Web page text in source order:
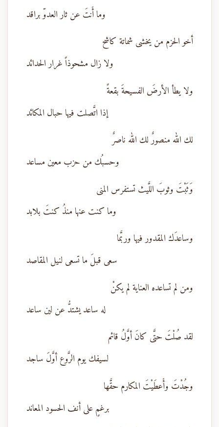
وما أَنتَ عن ثار العدوّ براقد
أخو الحزم من يخشى شماتة كاشح
ولا زال مشحوذاً غرار الحدائد
ولا يطأ الأرضَ الفسيحةَ بقعةً
إذا اتَّصلت فيها حبال المكائد
لك الله منصورٌ لك الله ناصرٌ
وحسبُك من حزب معين مساعد
وَثَبْتَ وثوبَ اللَّيث تستفرس المنى
وما كنت عنها منذُ كنتَ بلابد
وساعدَك المقدور فيها وربَّما
سعى قبلَ ما تسعى لنيل المقاصد
ومن لم تساعده العناية لم يكنْ
له ساعد يشتدُّ عن لين ساعد
لقد صُلْتَ حتَّى كانَ أوَّلُ قائم
لسيفك يوم الرَّوع أوَّلَ ساجد
وجُدْتَ وأَعطَيْتَ المكارم حقَّها
برغمٍ على أنف الحسود المعاند